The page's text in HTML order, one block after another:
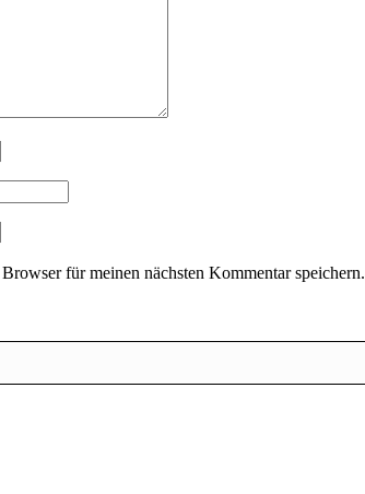
für meinen nächsten Kommentar speichern.